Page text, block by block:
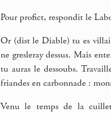
Pour profict, respondit le
Or (dist le Diable) tu es
ne gresleray dessus. Mais
tu auras le dessoubs.
friandes en carbonnade :
Venu le temps de la